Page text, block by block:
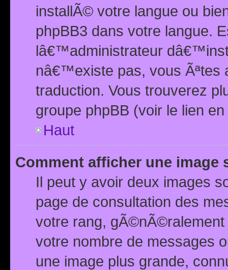
installÃ© votre langue ou
phpBB3 dans votre langue.
lâ€™administrateur
nâ€™existe pas, vous Ãªtes
traduction. Vous trouverez
groupe phpBB (voir le lien
Haut
Comment afficher une image
Il peut y avoir deux images
page de consultation des
votre rang,
votre nombre de messages
une image plus grande,